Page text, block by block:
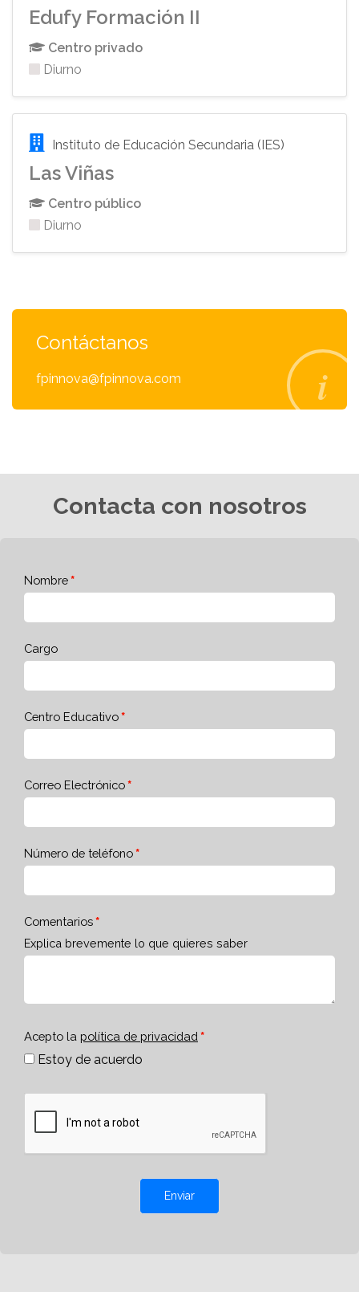
Edufy Formación II
Centro privado
Diurno
Instituto de Educación Secundaria (IES)
Las Viñas
Centro público
Diurno
Contáctanos
fpinnova@fpinnova.com
Contacta con nosotros
Nombre
Cargo
Centro Educativo
Correo Electrónico
Número de teléfono
Comentarios
Explica brevemente lo que quieres saber
Acepto la política de privacidad
Estoy de acuerdo
Enviar